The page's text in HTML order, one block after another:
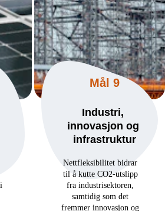
Mål 9
Industri,
innovasjon og
infrastruktur
Nettfleksibilitet bidrar
til å kutte CO2-utslipp
fra industrisektoren,
samtidig som det
fremmer innovasjon og